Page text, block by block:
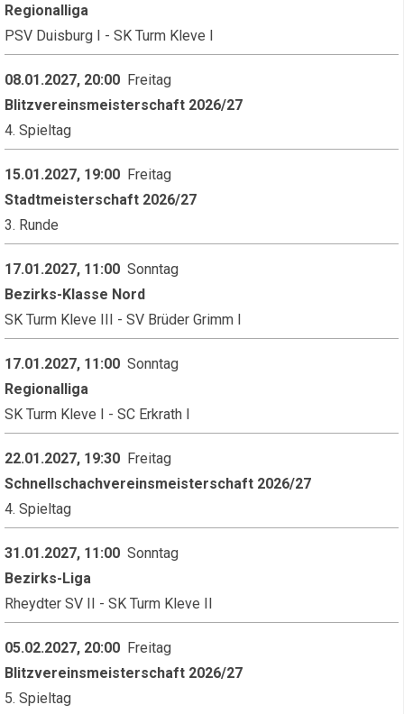
Regionalliga
PSV Duisburg I - SK Turm Kleve I
08.01.2027, 20:00 Freitag
Blitzvereinsmeisterschaft 2026/27
4. Spieltag
15.01.2027, 19:00 Freitag
Stadtmeisterschaft 2026/27
3. Runde
17.01.2027, 11:00 Sonntag
Bezirks-Klasse Nord
SK Turm Kleve III - SV Brüder Grimm I
17.01.2027, 11:00 Sonntag
Regionalliga
SK Turm Kleve I - SC Erkrath I
22.01.2027, 19:30 Freitag
Schnellschachvereinsmeisterschaft 2026/27
4. Spieltag
31.01.2027, 11:00 Sonntag
Bezirks-Liga
Rheydter SV II - SK Turm Kleve II
05.02.2027, 20:00 Freitag
Blitzvereinsmeisterschaft 2026/27
5. Spieltag